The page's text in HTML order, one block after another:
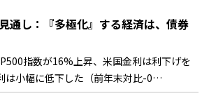
通し：『多極化』する経済は、債券
指数が16%上昇、米国金利は利下げを
は小幅に低下した（前年末対比-0…